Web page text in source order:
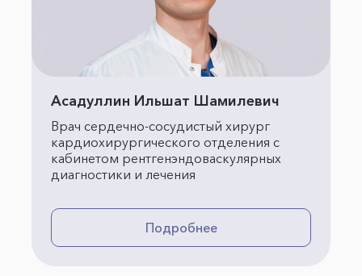
Асадуллин Ильшат Шамилевич
Врач сердечно-сосудистый хирург
кардиохирургического отделения с
кабинетом рентгенэндоваскулярных
диагностики и лечения
Подробнее